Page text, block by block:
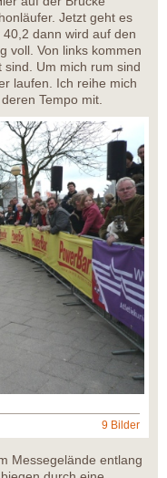
Jetzt geht es
dann wird auf den
voll. Von links kommen
Um mich rum sind
laufen. Ich reihe mich
Tempo mit.
9 Bilder
Messegelände entlang